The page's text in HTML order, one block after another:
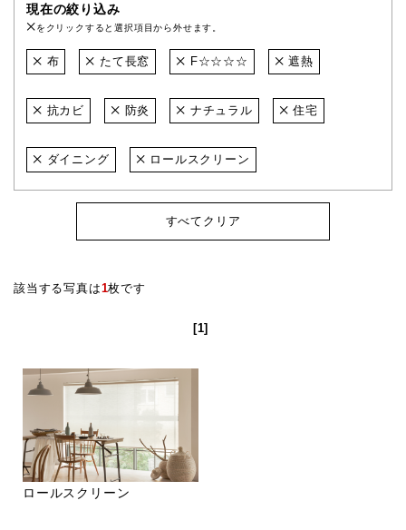
現在の絞り込み
をクリックすると選択項目から外せます。
布 たて長窓 F☆☆☆☆ 遮熱
抗カビ 防炎 ナチュラル 住宅
ダイニング ロールスクリーン
すべてクリア
該当する写真は1枚です
[1]
ロールスクリーン